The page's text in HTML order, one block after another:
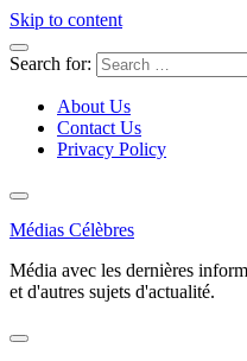
Skip to content
Search for:
About Us
Contact Us
Privacy Policy
Médias Célèbres
Média avec les dernières
et d'autres sujets d'actualité.